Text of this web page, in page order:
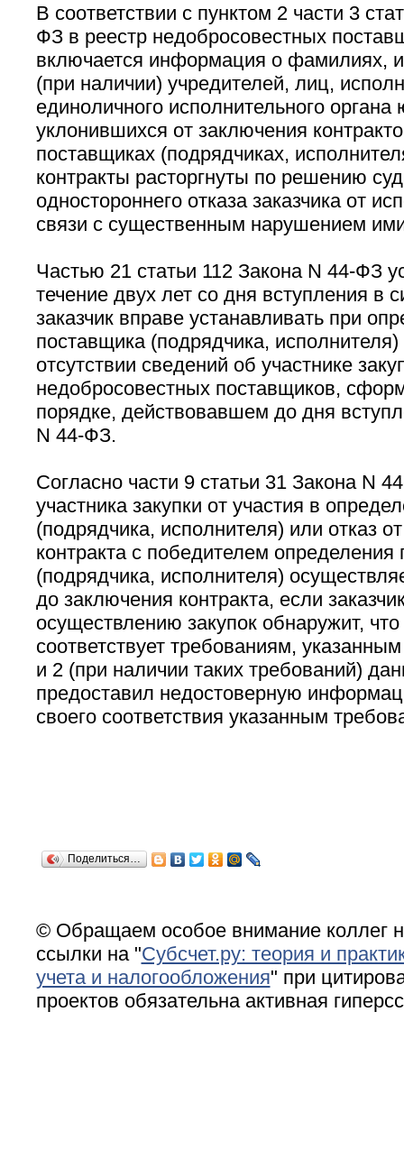
В соответствии с пунктом 2 части 3
ФЗ в реестр недобросовестных
включается информация о фамилиях,
(при наличии) учредителей, лиц,
единоличного исполнительного
уклонившихся от заключения
поставщиках (подрядчиках,
контракты расторгнуты по решению
одностороннего отказа заказчика от
связи с существенным нарушением
Частью 21 статьи 112 Закона N 44-ФЗ
течение двух лет со дня вступления в
заказчик вправе устанавливать при
поставщика (подрядчика,
отсутствии сведений об участнике
недобросовестных поставщиков,
порядке, действовавшем до дня
N 44-ФЗ.
Согласно части 9 статьи 31 Закона N
участника закупки от участия в
(подрядчика, исполнителя) или отказ
контракта с победителем определения
(подрядчика, исполнителя)
до заключения контракта, если
осуществлению закупок обнаружит, что
соответствует требованиям,
и 2 (при наличии таких требований)
предоставил недостоверную
своего соответствия указанным
Поделиться…
© Обращаем особое внимание коллег
ссылки на "Субсчет.ру: теория и
учета и налогообложения" при
проектов обязательна активная